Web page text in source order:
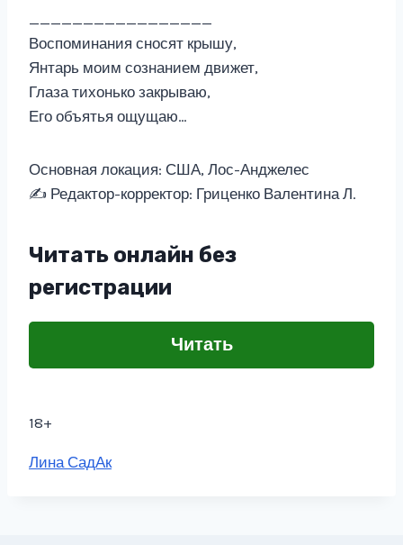
_________________
Воспоминания сносят крышу,
Янтарь моим сознанием движет,
Глаза тихонько закрываю,
Его объятья ощущаю…
Основная локация: США, Лос-Анджелес
✍️ Редактор-корректор: Гриценко Валентина Л.
Читать онлайн без
регистрации
Читать
18+
Метки
Лина СадАк